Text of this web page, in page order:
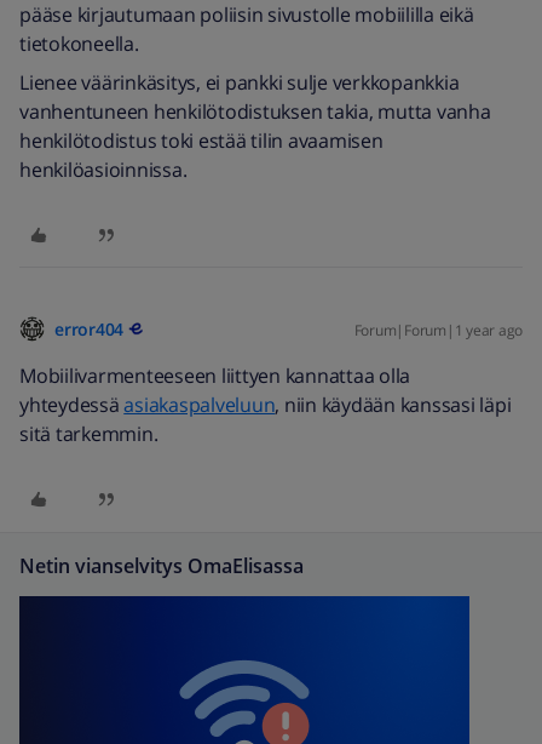
pääse kirjautumaan poliisin sivustolle mobiililla eikä
tietokoneella.
Lienee väärinkäsitys, ei pankki sulje verkkopankkia
vanhentuneen henkilötodistuksen takia, mutta vanha
henkilötodistus toki estää tilin avaamisen
henkilöasioinnissa.
error404 Forum|Forum|1 year ago
Mobiilivarmenteeseen liittyen kannattaa olla
yhteydessäasiakaspalveluun, niin käydään kanssasi läpi
sitä tarkemmin.
Netin vianselvitys OmaElisassa